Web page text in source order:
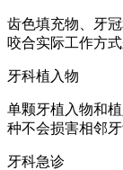
齿色填充物、牙
咬合实际工作方
牙科植入物
单颗牙植入物和
种不会损害相邻
牙科急诊